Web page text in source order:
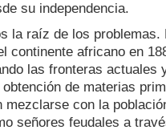
su independencia.
la raíz de los problemas.
continente africano en
las fronteras actuales
obtención de materias
mezclarse con la
señores feudales a